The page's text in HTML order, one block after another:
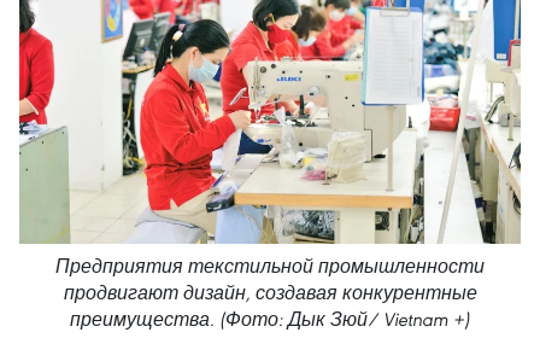
Предприятия текстильной промышленности
продвигают дизайн, создавая конкурентные
преимущества. (Фото: Дык Зюй/ Vietnam +)